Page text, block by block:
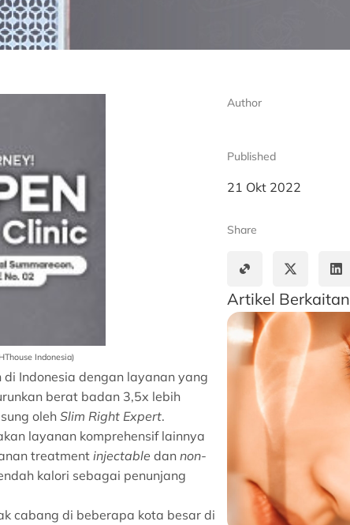
Indonesia)
Indonesia dengan layanan yang
berat badan 3,5x lebih
oleh Slim Right Expert.
layanan komprehensif lainnya
treatment injectable dan non-
kalori sebagai penunjang
cabang di beberapa kota besar di
Author
Published
21 Okt 2022
Share
Artikel Berkaitan